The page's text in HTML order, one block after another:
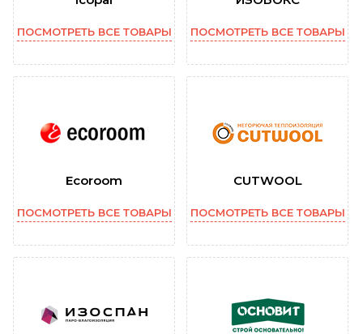
ПОСМОТРЕТЬ ВСЕ ТОВАРЫ ПОСМОТРЕТЬ ВСЕ ТОВАРЫ
Ecoroom
ПОСМОТРЕТЬ ВСЕ ТОВАРЫ
CUTWOOL
ПОСМОТРЕТЬ ВСЕ ТОВАРЫ